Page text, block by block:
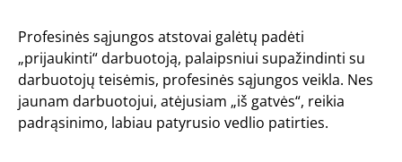
Profesinės sąjungos atstovai galėtų padėti
„prijaukinti“ darbuotoją, palaipsniui supažindinti su
darbuotojų teisėmis, profesinės sąjungos veikla. Nes
jaunam darbuotojui, atėjusiam „iš gatvės“, reikia
padrąsinimo, labiau patyrusio vedlio patirties.